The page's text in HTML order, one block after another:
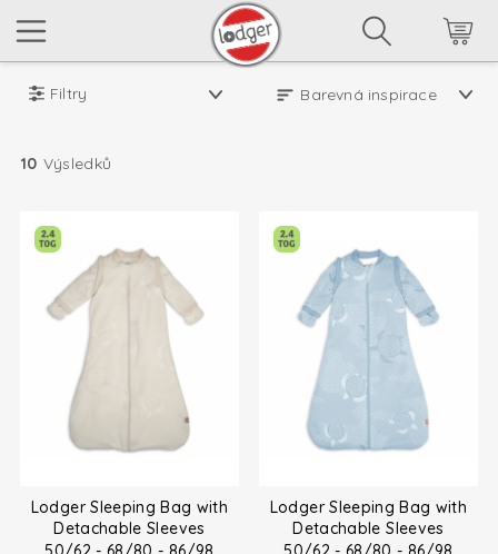
Filtry
10 Výsledků
Lodger Sleeping Bag with
Detachable Sleeves
Lodger Sleeping Bag with
Detachable Sleeves